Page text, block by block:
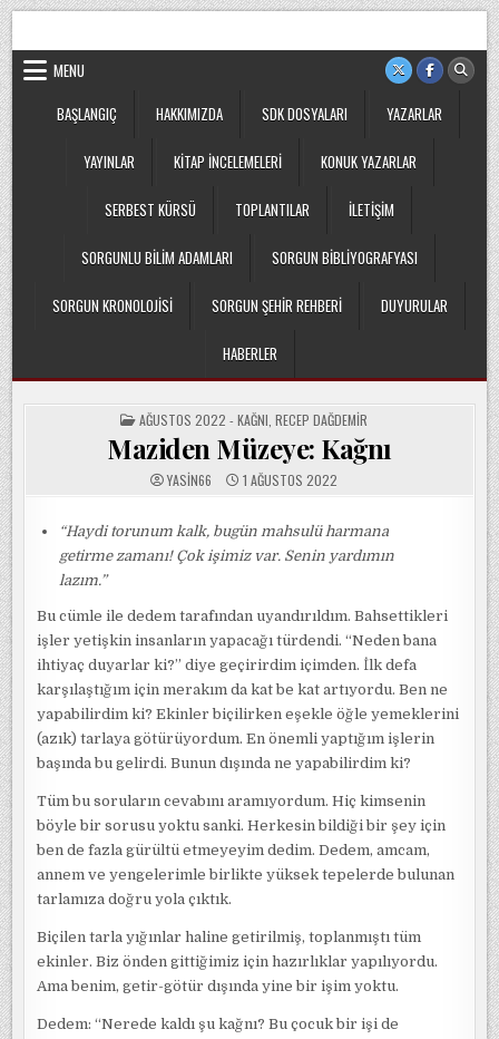
Skip
to
content
veya cemaatin güdümünde ya da tesirinde olmayan, tamamen
MENU
BAŞLANGIÇ
HAKKIMIZDA SDK DOSYALARI YAZARLAR
YAYINLAR KITAP İNCELEMELERI KONUK YAZARLAR
SERBEST KÜRSÜ TOPLANTILAR İLETIŞIM
SORGUNLU BILIM ADAMLARI SORGUN BIBLIYOGRAFYASI
SORGUN KRONOLOJISI SORGUN ŞEHIR REHBERI DUYURULAR
HABERLER
POSTED
IN
AĞUSTOS 2022 - KAĞNI RECEP DAĞDEMIR
Maziden Müzeye: Kağnı
YASIN66 1 AĞUSTOS 2022
“Haydi torunum kalk, bugün mahsulü harmana
getirme zamanı! Çok işimiz var. Senin yardımın
lazım.”
Bu cümle ile dedem tarafından uyandırıldım. Bahsettikleri
işler yetişkin insanların yapacağı türdendi. “Neden bana
ihtiyaç duyarlar ki?” diye geçirirdim içimden. İlk defa
karşılaştığım için merakım da kat be kat artıyordu. Ben ne
yapabilirdim ki? Ekinler biçilirken eşekle öğle yemeklerini
(azık) tarlaya götürüyordum. En önemli yaptığım işlerin
başında bu gelirdi. Bunun dışında ne yapabilirdim ki?
Tüm bu soruların cevabını aramıyordum. Hiç kimsenin
böyle bir sorusu yoktu sanki. Herkesin bildiği bir şey için
ben de fazla gürültü etmeyeyim dedim. Dedem, amcam,
annem ve yengelerimle birlikte yüksek tepelerde bulunan
tarlamıza doğru yola çıktık.
Biçilen tarla yığınlar haline getirilmiş, toplanmıştı tüm
ekinler. Biz önden gittiğimiz için hazırlıklar yapılıyordu.
Ama benim, getir-götür dışında yine bir işim yoktu.
Dedem: “Nerede kaldı şu kağnı? Bu çocuk bir işi de